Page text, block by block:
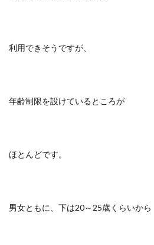
利用できそうですが、
年齢制限を設けているところが
ほとんどです。
男女ともに、下は20～25歳くらいから